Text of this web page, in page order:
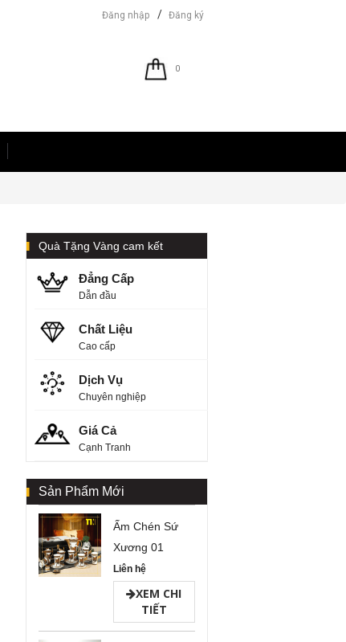
Đăng nhập / Đăng ký
0
Quà Tặng Vàng cam kết
Đẳng Cấp
Dẫn đầu
Chất Liệu
Cao cấp
Dịch Vụ
Chuyên nghiệp
Giá Cả
Cạnh Tranh
Sản Phẩm Mới
Ấm Chén Sứ
Xương 01
Liên hệ
XEM CHI
TIẾT